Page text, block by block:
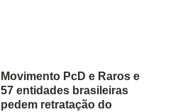
Movimento PcD e Raros e
57 entidades brasileiras
pedem retratação do